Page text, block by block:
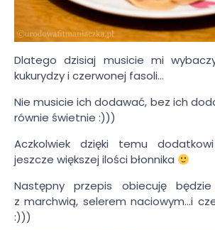
Dlatego dzisiaj musicie mi
kukurydzy i czerwonej fasoli…
Nie musicie ich dodawać, bez ich
równie świetnie :)))
Aczkolwiek dzięki temu
jeszcze większej ilości błonnika
Następny przepis obiecuję będzie
z marchwią, selerem naciowym…i
:)))